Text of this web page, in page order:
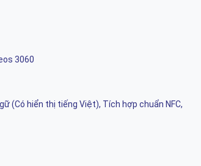
3060
(Có hiển thị tiếng Việt), Tích hợp chuẩn NFC,